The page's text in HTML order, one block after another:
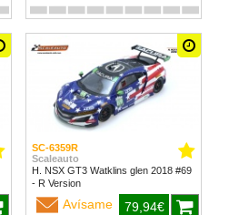
SC-6359R
Scaleauto
H. NSX GT3 Watklins glen 2018 #69
- R Version
Avísame 79,94€